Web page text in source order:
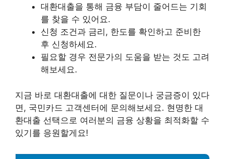
대환대출을 통해 금융 부담이 줄어드는 기회
를 찾을 수 있어요.
신청 조건과 금리, 한도를 확인하고 준비한
후 신청하세요.
필요할 경우 전문가의 도움을 받는 것도 고려
해보세요.
지금 바로 대환대출에 대한 질문이나 궁금증이 있다
면, 국민카드 고객센터에 문의해보세요. 현명한 대
환대출 선택으로 여러분의 금융 상황을 최적화할 수
있기를 응원할게요!